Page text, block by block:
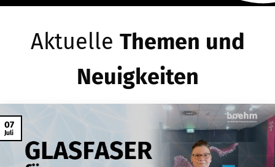
Aktuelle Themen und
Neuigkeiten
07
Juli